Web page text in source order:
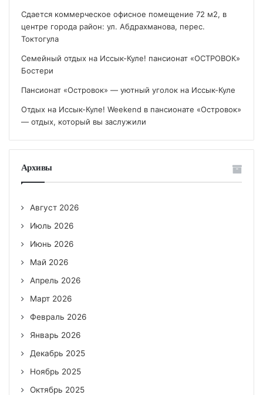
Сдается коммерческое офисное помещение 72 м2, в
центре города район: ул. Абдрахманова, перес.
Токтогула
Семейный отдых на Иссык-Куле! пансионат «ОСТРОВОК»
Бостери
Пансионат «Островок» — уютный уголок на Иссык-Куле
Отдых на Иссык-Куле! Weekend в пансионате «Островок»
— отдых, который вы заслужили
Архивы
Август 2026
Июль 2026
Июнь 2026
Май 2026
Апрель 2026
Март 2026
Февраль 2026
Январь 2026
Декабрь 2025
Ноябрь 2025
Октябрь 2025